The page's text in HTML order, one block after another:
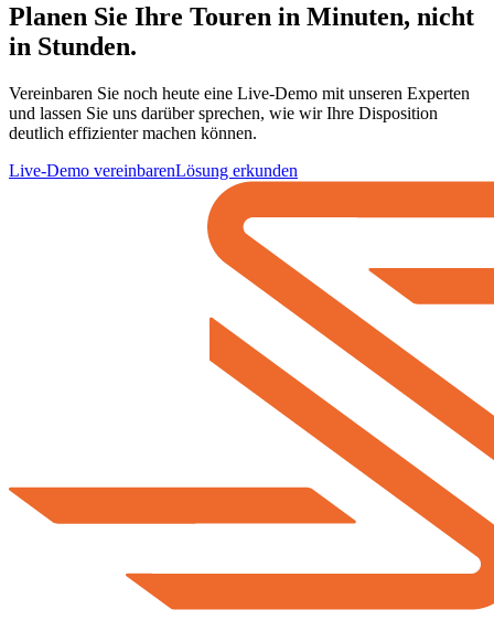
Planen Sie Ihre Touren in Minuten, nicht
in Stunden.
Vereinbaren Sie noch heute eine Live-Demo mit unseren Experten
und lassen Sie uns darüber sprechen, wie wir Ihre Disposition
deutlich effizienter machen können.
Live-Demo vereinbarenLösung erkunden